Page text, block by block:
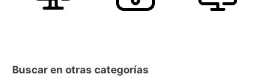
Buscar en otras categorías